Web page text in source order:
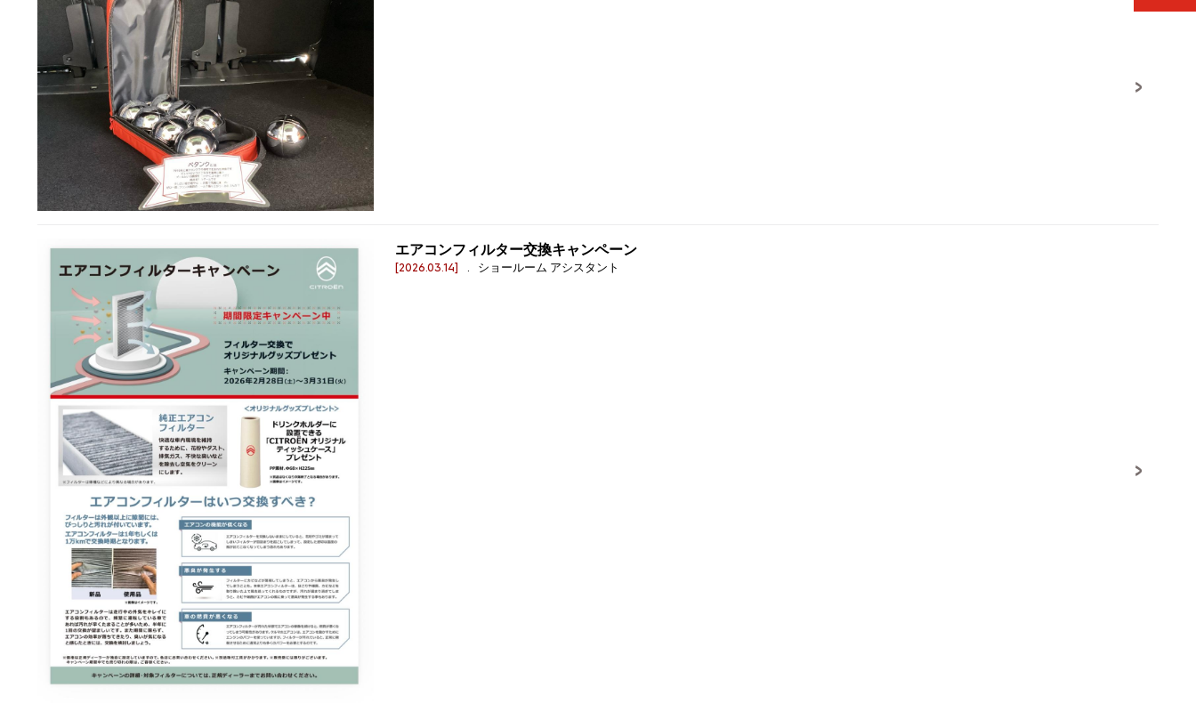
エアコンフィルター交換キャンペーン
[2026.03.14] . ショールーム アシスタント